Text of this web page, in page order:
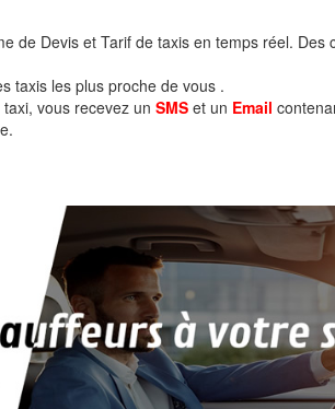
de Devis et Tarif de taxis en temps réel. Des
taxis les plus proche de vous .
vous recevez un SMS et un Email